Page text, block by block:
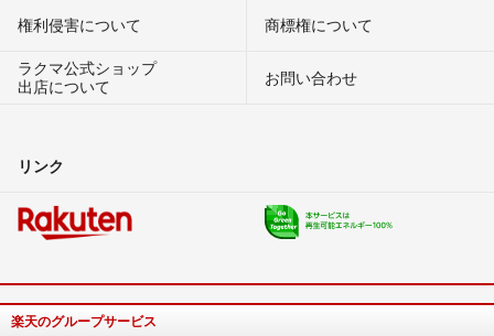
権利侵害について
商標権について
ラクマ公式ショップ
出店について
お問い合わせ
リンク
楽天のグループサービス